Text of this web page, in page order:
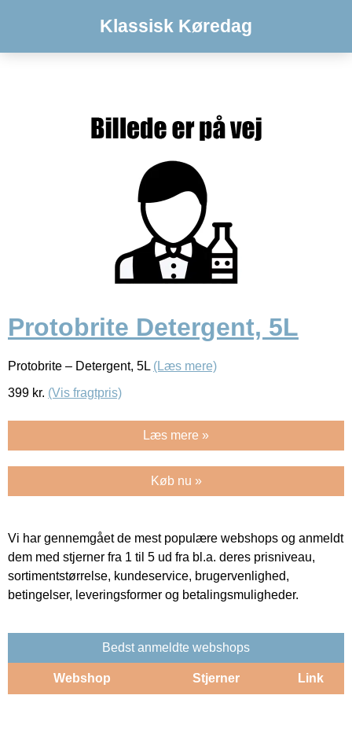
Klassisk Køredag
Protobrite Detergent, 5L
Protobrite – Detergent, 5L (Læs mere)
399 kr. (Vis fragtpris)
Læs mere »
Køb nu »
Vi har gennemgået de mest populære webshops og anmeldt
dem med stjerner fra 1 til 5 ud fra bl.a. deres prisniveau,
sortimentstørrelse, kundeservice, brugervenlighed,
betingelser, leveringsformer og betalingsmuligheder.
Bedst anmeldte webshops
Webshop Stjerner Link